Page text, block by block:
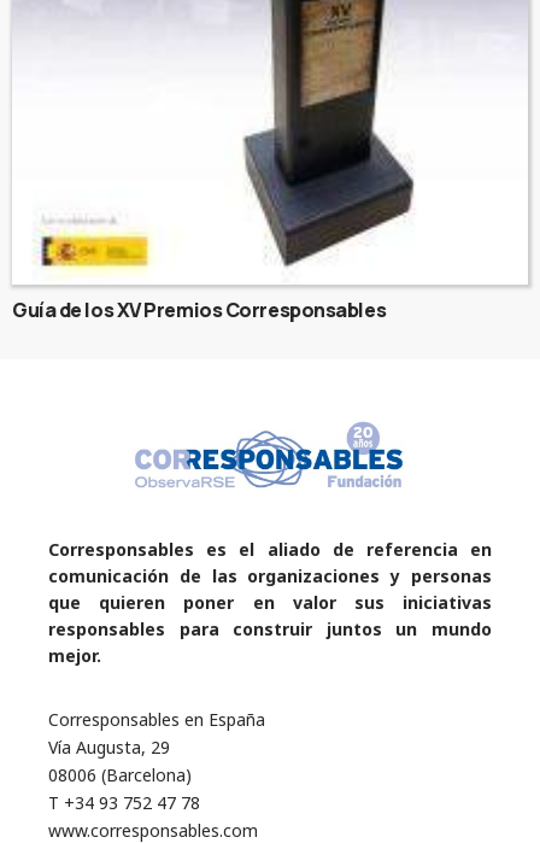
Guía de los XV Premios Corresponsables
Corresponsables es el aliado de referencia en
comunicación de las organizaciones y personas
que quieren poner en valor sus iniciativas
responsables para construir juntos un mundo
mejor.
Corresponsables en España
Vía Augusta, 29
08006 (Barcelona)
T +34 93 752 47 78
www.corresponsables.com